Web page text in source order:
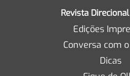
Revista
Edições
Conversa com
Dicas